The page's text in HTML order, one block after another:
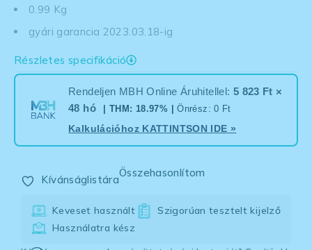
0.99 Kg
gyári garancia 2023.03.18-ig
Részletes specifikáció
Rendeljen MBH Online Áruhitellel: 5 823 Ft ×
48 hó
| THM: 18.97% |Önrész: 0 Ft
Kalkulációhoz KATTINTSON IDE »
Kívánságlistára
Összehasonlítom
Keveset használt
Szigorúan tesztelt kijelző
Használatra kész